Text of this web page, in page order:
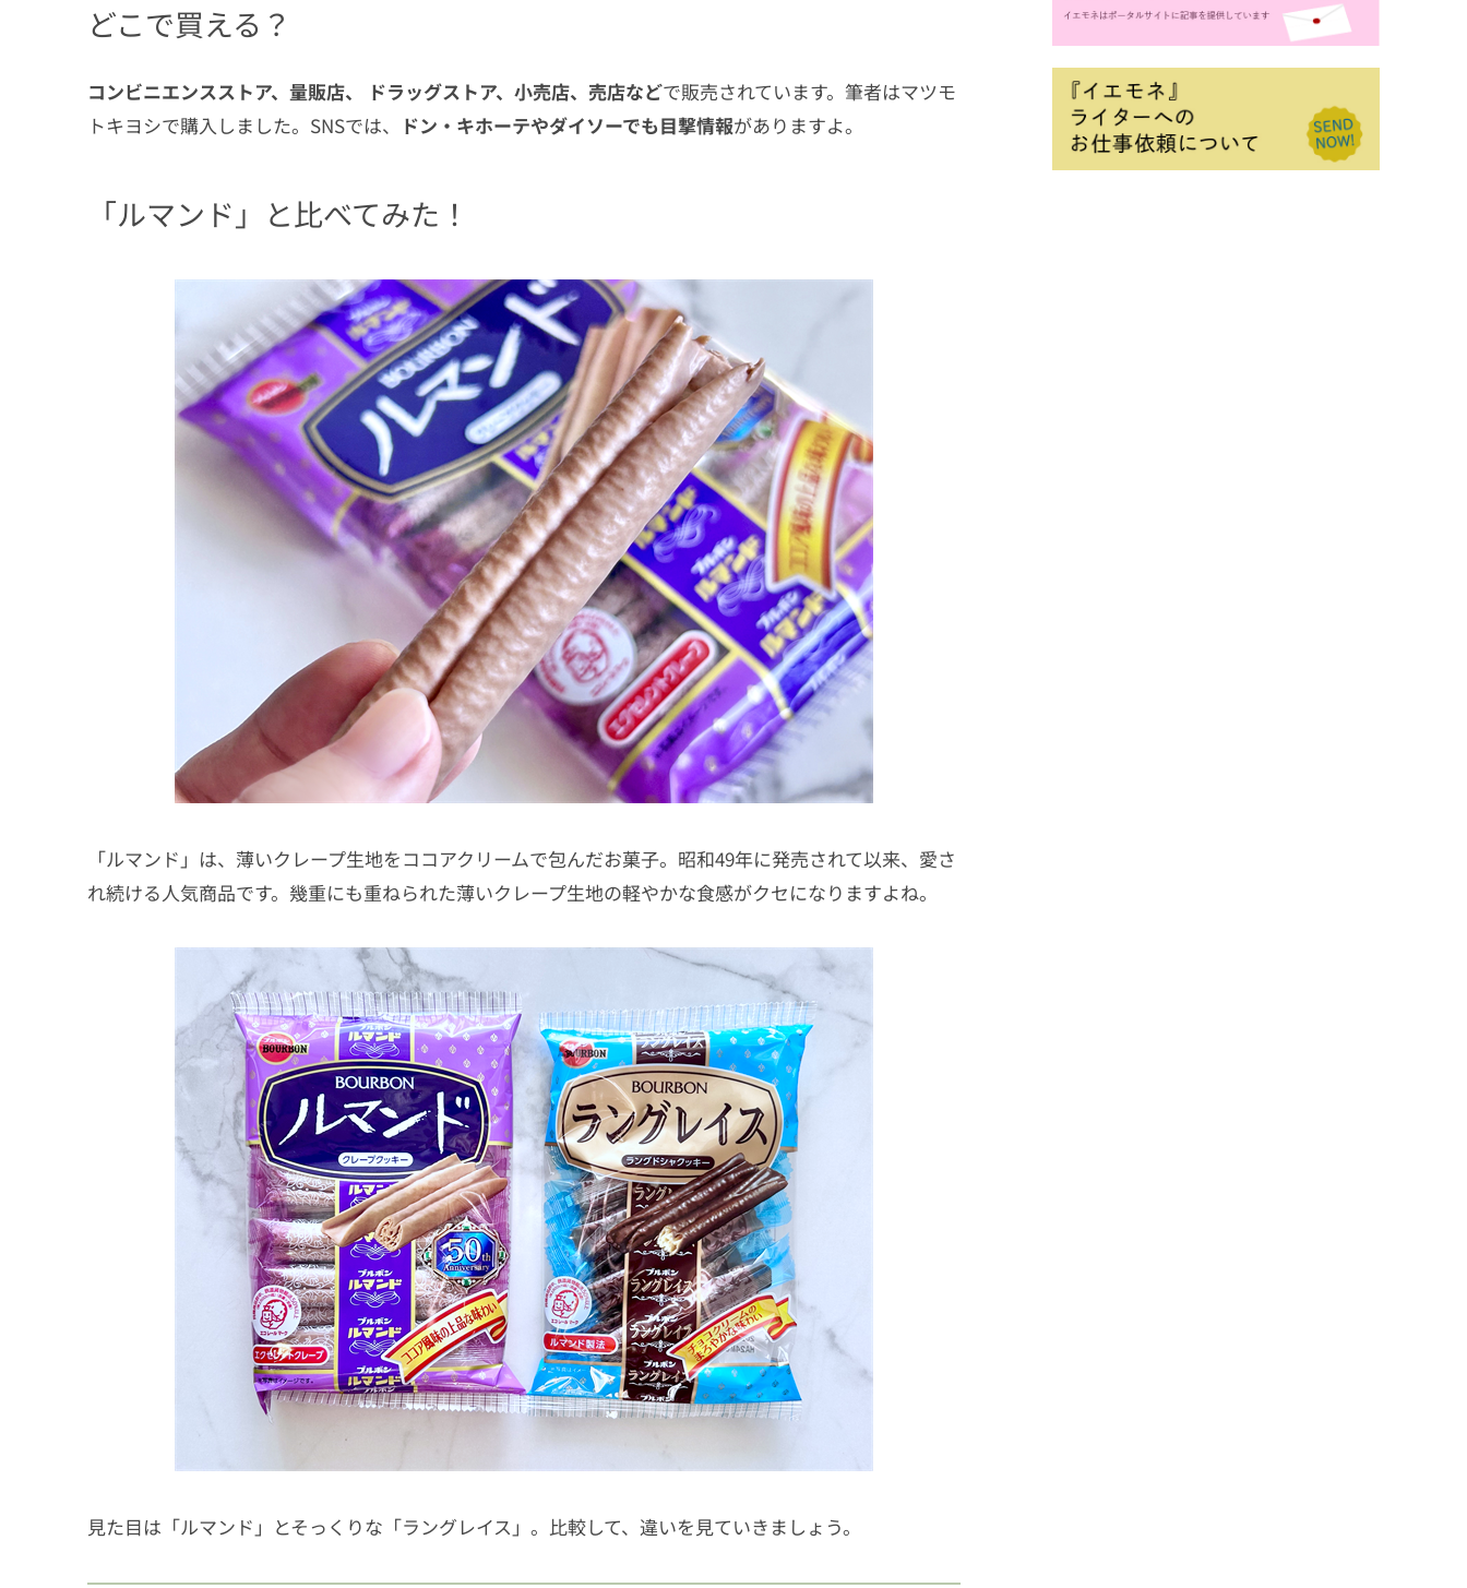
どこで買える？
コンビニエンスストア、量販店、 ドラッグストア、小売店、売店などで販売されています。筆者はマツモ
トキヨシで購入しました。SNSでは、 ドン・キホーテやダイソーでも目撃情報がありますよ。
「ルマンド」と比べてみた！
「ルマンド」は、薄いクレープ生地をココアクリームで包んだお菓子。昭和49年に発売されて以来、愛さ
れ続ける人気商品です。幾重にも重ねられた薄いクレープ生地の軽やかな食感がクセになりますよね。
見た目は「ルマンド」とそっくりな「ラングレイス」。比較して、違いを見ていきましょう。